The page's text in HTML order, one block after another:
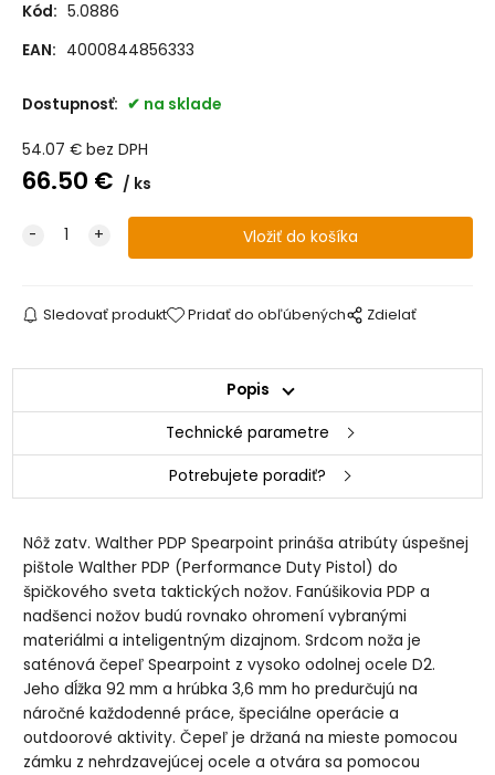
Kód: 5.0886
EAN: 4000844856333
Dostupnosť: na sklade
54.07 € bez DPH
66.50 € ks
Sledovať produkt Pridať do obľúbených Zdielať
Popis
Technické parametre
Potrebujete poradiť?
Nôž zatv. Walther PDP Spearpoint prináša atribúty úspešnej
pištole Walther PDP (Performance Duty Pistol) do
špičkového sveta taktických nožov. Fanúšikovia PDP a
nadšenci nožov budú rovnako ohromení vybranými
materiálmi a inteligentným dizajnom. Srdcom noža je
saténová čepeľ Spearpoint z vysoko odolnej ocele D2.
Jeho dĺžka 92 mm a hrúbka 3,6 mm ho predurčujú na
náročné každodenné práce, špeciálne operácie a
outdoorové aktivity. Čepeľ je držaná na mieste pomocou
zámku z nehrdzavejúcej ocele a otvára sa pomocou